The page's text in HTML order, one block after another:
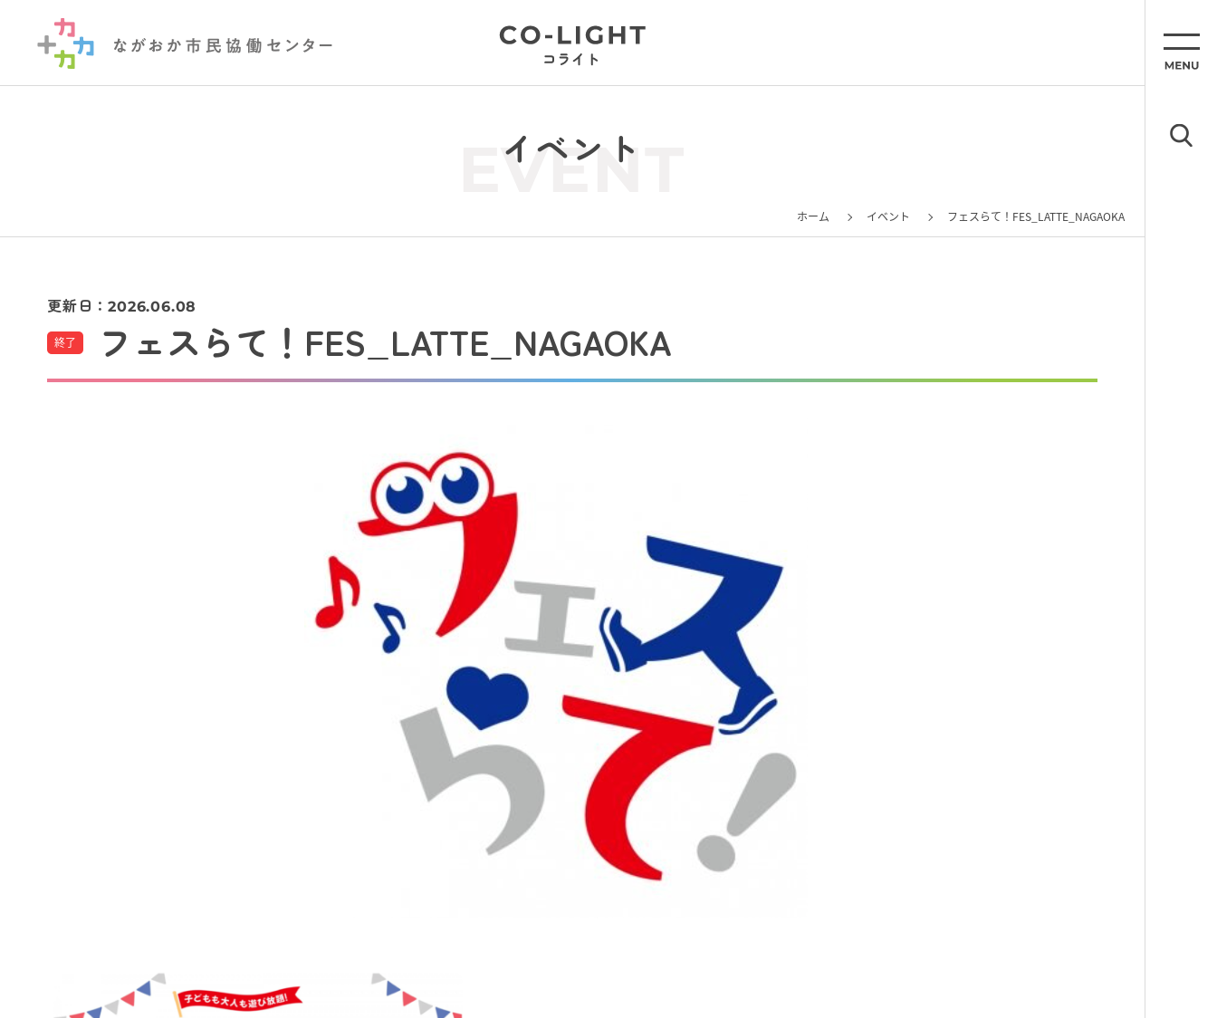
イベント
EVENT
ホーム イベント フェスらて！FES_LATTE_NAGAOKA
更新日：2026.06.08
終了 フェスらて！FES_LATTE_NAGAOKA